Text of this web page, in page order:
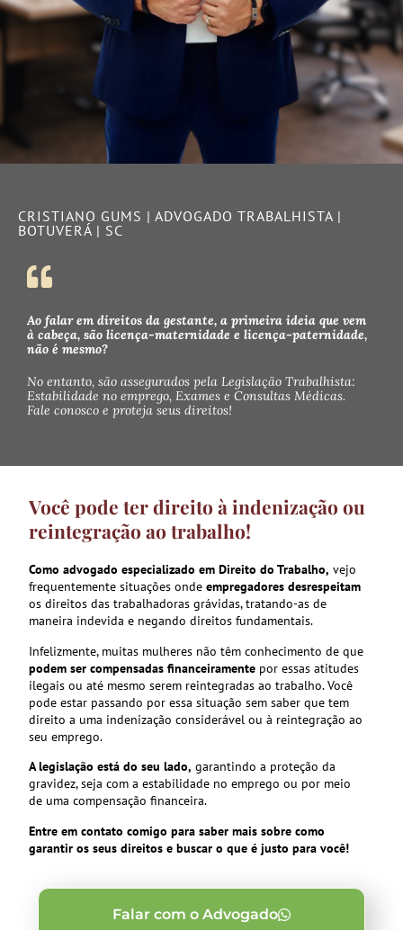
CRISTIANO GUMS | ADVOGADO TRABALHISTA |
BOTUVERÁ | SC
Ao falar em direitos da gestante, a primeira ideia que vem
à cabeça, são licença-maternidade e licença-paternidade,
não é mesmo?
No entanto, são assegurados pela Legislação Trabalhista:
Estabilidade no emprego, Exames e Consultas Médicas.
Fale conosco e proteja seus direitos!
Você pode ter direito à indenização ou
reintegração ao trabalho!
Como advogado especializado em Direito do Trabalho, vejo
frequentemente situações onde empregadores desrespeitam
os direitos das trabalhadoras grávidas, tratando-as de
maneira indevida e negando direitos fundamentais.
Infelizmente, muitas mulheres não têm conhecimento de que
podem ser compensadas financeiramente por essas atitudes
ilegais ou até mesmo serem reintegradas ao trabalho. Você
pode estar passando por essa situação sem saber que tem
direito a uma indenização considerável ou à reintegração ao
seu emprego.
A legislação está do seu lado, garantindo a proteção da
gravidez, seja com a estabilidade no emprego ou por meio
de uma compensação financeira.
Entre em contato comigo para saber mais sobre como
garantir os seus direitos e buscar o que é justo para você!
Falar com o Advogado